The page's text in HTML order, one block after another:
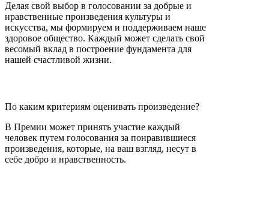
Делая свой выбор в голосовании за добрые и
нравственные произведения культуры и
искусства, мы формируем и поддерживаем наше
здоровое общество. Каждый может сделать свой
весомый вклад в построение фундамента для
нашей счастливой жизни.
По каким критериям оценивать произведение?
В Премии может принять участие каждый
человек путем голосования за понравившиеся
произведения, которые, на ваш взгляд, несут в
себе добро и нравственность.